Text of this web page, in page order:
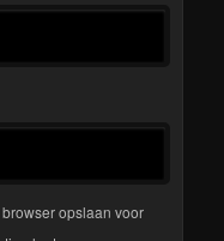
opslaan voor